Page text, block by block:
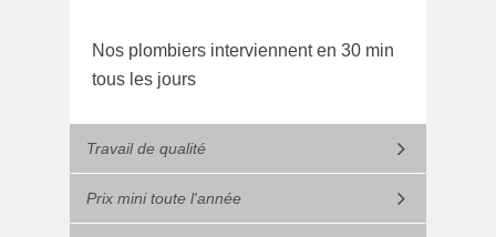
Nos plombiers interviennent en 30 min
tous les jours
Travail de qualité
Prix mini toute l'année